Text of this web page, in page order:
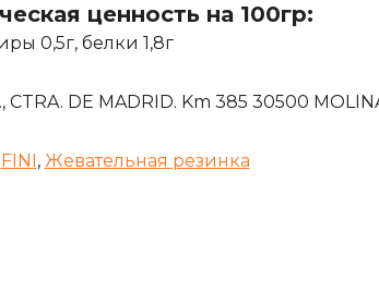
ценность на 100гр:
0,5г, белки 1,8г
CTRA. DE MADRID. Km 385 30500
FINI , Жевательная резинка